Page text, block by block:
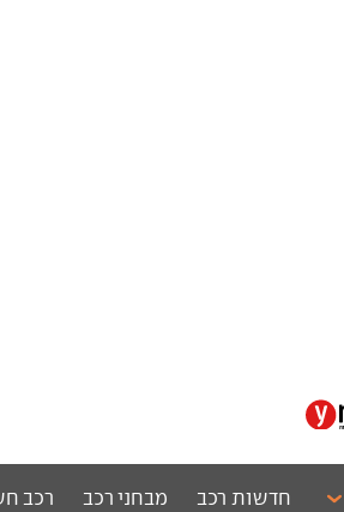
חדשות רכב מבחני רכב רכב